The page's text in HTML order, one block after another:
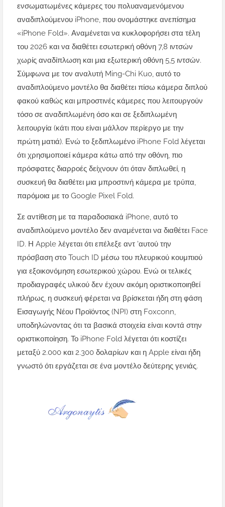
ενσωματωμένες κάμερες του πολυαναμενόμενου
αναδιπλούμενου iPhone, που ονομάστηκε ανεπίσημα
«iPhone Fold». Αναμένεται να κυκλοφορήσει στα τέλη
του 2026 και να διαθέτει εσωτερική οθόνη 7,8 ιντσών
χωρίς αναδίπλωση και μια εξωτερική οθόνη 5,5 ιντσών.
Σύμφωνα με τον αναλυτή Ming-Chi Kuo, αυτό το
αναδιπλούμενο μοντέλο θα διαθέτει πίσω κάμερα διπλού
φακού καθώς και μπροστινές κάμερες που λειτουργούν
τόσο σε αναδιπλωμένη όσο και σε ξεδιπλωμένη
λειτουργία (κάτι που είναι μάλλον περίεργο με την
πρώτη ματιά). Ενώ το ξεδιπλωμένο iPhone Fold λέγεται
ότι χρησιμοποιεί κάμερα κάτω από την οθόνη, πιο
πρόσφατες διαρροές δείχνουν ότι όταν διπλωθεί, η
συσκευή θα διαθέτει μια μπροστινή κάμερα με τρύπα,
παρόμοια με το Google Pixel Fold.
Σε αντίθεση με τα παραδοσιακά iPhone, αυτό το
αναδιπλούμενο μοντέλο δεν αναμένεται να διαθέτει Face
ID. Η Apple λέγεται ότι επέλεξε αντ 'αυτού την
πρόσβαση στο Touch ID μέσω του πλευρικού κουμπιού
για εξοικονόμηση εσωτερικού χώρου. Ενώ οι τελικές
προδιαγραφές υλικού δεν έχουν ακόμη οριστικοποιηθεί
πλήρως, η συσκευή φέρεται να βρίσκεται ήδη στη φάση
Εισαγωγής Νέου Προϊόντος (NPI) στη Foxconn,
υποδηλώνοντας ότι τα βασικά στοιχεία είναι κοντά στην
οριστικοποίηση. Το iPhone Fold λέγεται ότι κοστίζει
μεταξύ 2.000 και 2.300 δολαρίων και η Apple είναι ήδη
γνωστό ότι εργάζεται σε ένα μοντέλο δεύτερης γενιάς.